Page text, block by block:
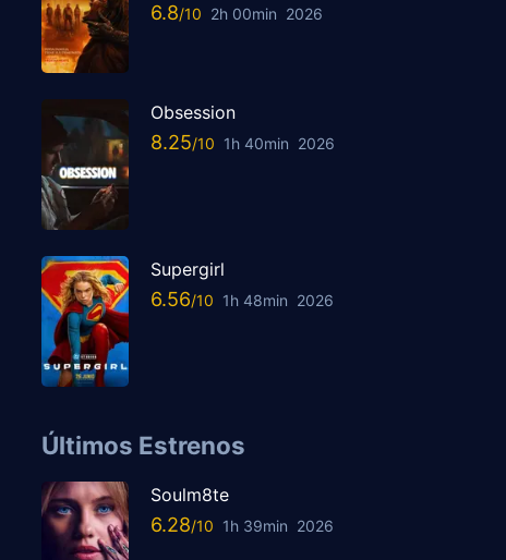
6.8 2h 00min 2026
Obsession
8.25 1h 40min 2026
Supergirl
6.56 1h 48min 2026
Últimos Estrenos
Soulm8te
6.28 1h 39min 2026